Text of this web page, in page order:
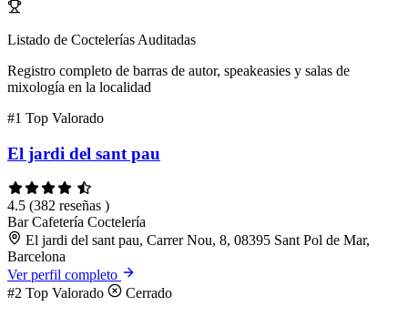
Listado de Coctelerías Auditadas
Registro completo de barras de autor, speakeasies y salas de
mixología en la localidad
#1 Top Valorado
El jardi del sant pau
4.5 (382 reseñas )
BarCafetería Coctelería
El jardi del sant pau, Carrer Nou, 8, 08395 Sant Pol de Mar,
Barcelona
Ver perfil completo
#2 Top Valorado Cerrado